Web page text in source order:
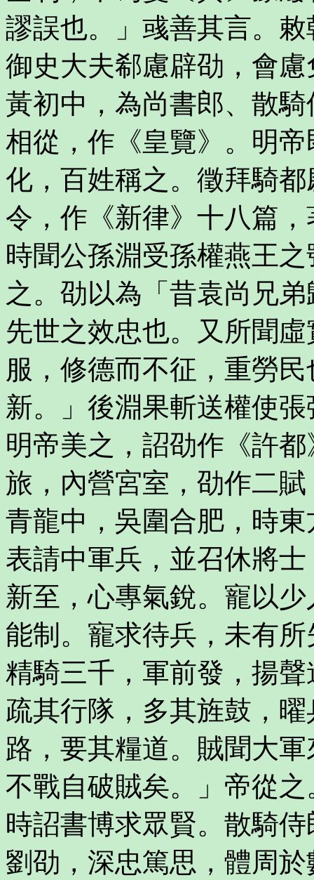
謬誤也。」彧善其言。
御史大夫郗慮辟劭，會
黃初中，為尚書郎、散
相從，作《皇覽》。明
化，百姓稱之。徵拜騎
令，作《新律》十八篇
時聞公孫淵受孫權燕王
之。劭以為「昔袁尚兄
先世之效忠也。又所聞
服，修德而不征，重勞
新。」後淵果斬送權使
明帝美之，詔劭作《許
旅，內營宮室，劭作二
青龍中，吳圍合肥，時
表請中軍兵，並召休將
新至，心專氣銳。寵以
能制。寵求待兵，未有
精騎三千，軍前發，揚
疏其行隊，多其旌鼓，
路，要其糧道。賊聞大
不戰自破賊矣。」帝從
時詔書博求眾賢。散騎
劉劭，深忠篤思，體周